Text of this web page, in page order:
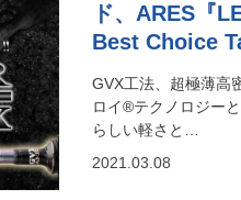
ド、ARES『
Best Choice
GVX工法、超極薄高
ロイ®テクノロジー
らしい軽さと…
2021.03.08